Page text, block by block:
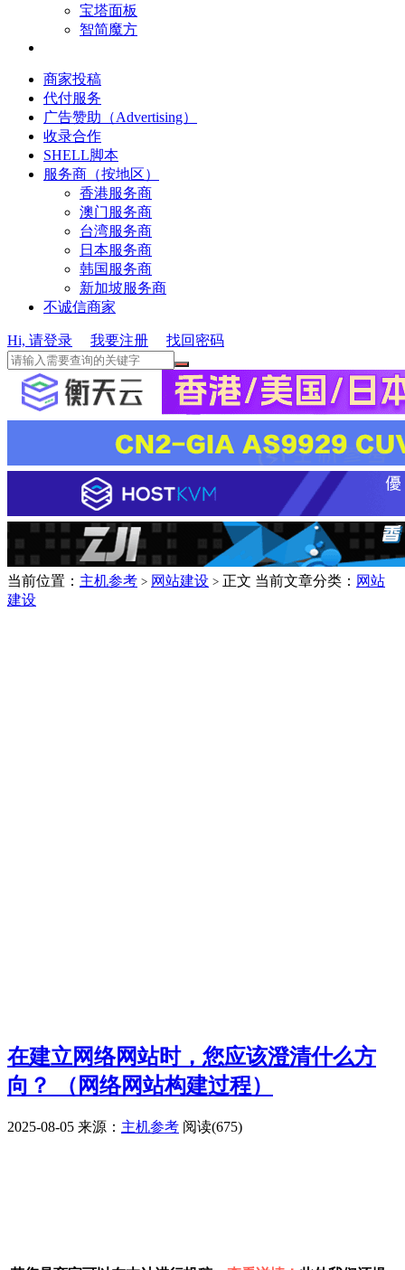
宝塔面板
智简魔方
商家投稿
代付服务
广告赞助（Advertising）
收录合作
SHELL脚本
服务商（按地区）
香港服务商
澳门服务商
台湾服务商
日本服务商
韩国服务商
新加坡服务商
不诚信商家
Hi, 请登录 我要注册 找回密码
当前位置： 主机参考 > 网站建设 > 正文 当前文章分类： 网站
建设
在建立网络网站时，您应该澄清什么方
向？ （网络网站构建过程）
2025-08-05 来源： 主机参考 阅读(675)